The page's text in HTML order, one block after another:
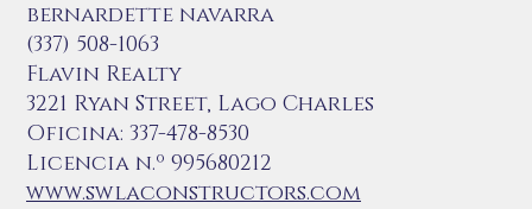
bernardette navarra
(337) 508-1063
Flavin Realty
3221 Ryan Street, Lago Charles
Oficina: 337-478-8530
Licencia n.º 995680212
www.swlaconstructors.com